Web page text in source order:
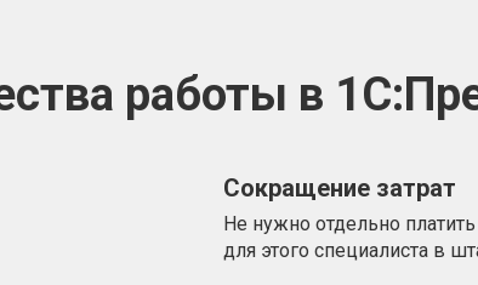
работы в
Сокращение затрат
Не нужно отдельно
для этого специалиста в